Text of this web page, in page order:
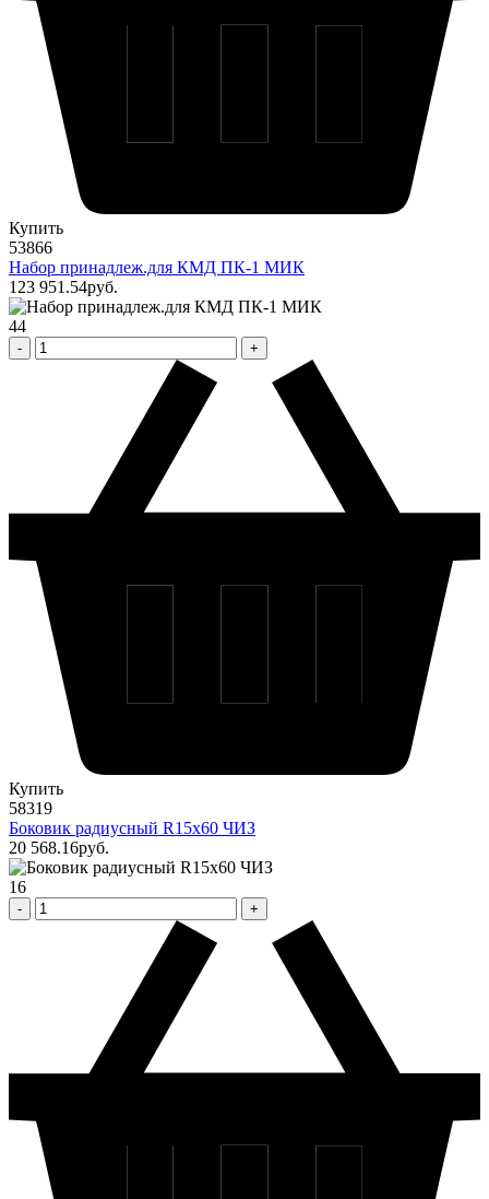
Купить
53866
Набор принадлеж.для КМД ПК-1 МИК
123 951.54pуб.
44
Купить
58319
Боковик радиусный R15х60 ЧИЗ
20 568.16pуб.
16